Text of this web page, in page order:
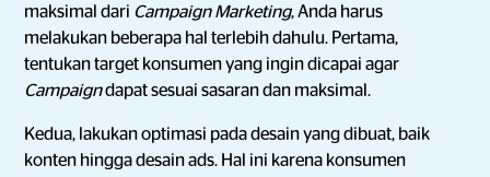
maksimal dari Campaign Marketing, Anda harus
melakukan beberapa hal terlebih dahulu. Pertama,
tentukan target konsumen yang ingin dicapai agar
Campaigndapat sesuai sasaran dan maksimal.
Kedua, lakukan optimasi pada desain yang dibuat, baik
konten hingga desain ads. Hal ini karena konsumen